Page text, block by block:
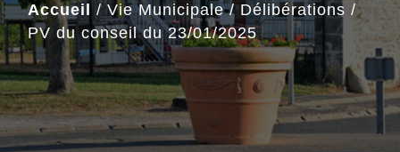
Accueil / Vie Municipale/Délibérations /
PV du conseil du 23/01/2025